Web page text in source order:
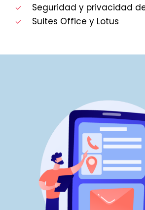
Seguridad y privacidad
Suites Office y Lotus